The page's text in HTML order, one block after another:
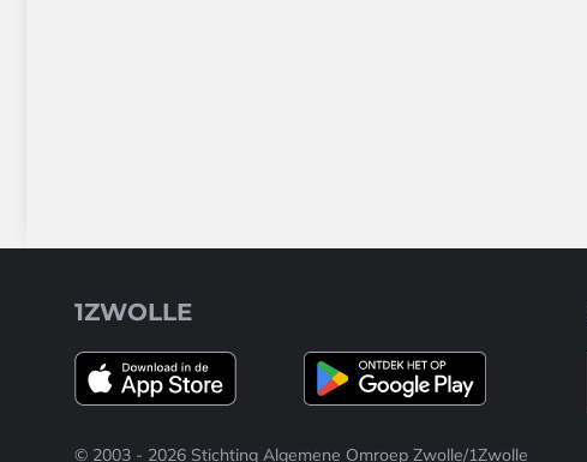
1ZWOLLE
© 2003 - 2026 Stichting Algemene Omroep Zwolle/1Zwolle